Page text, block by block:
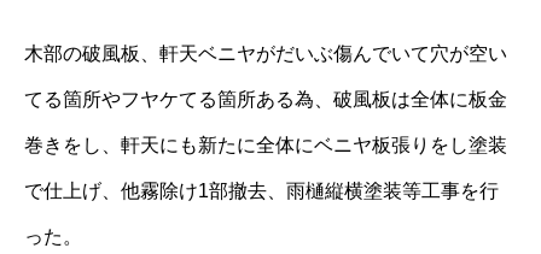
木部の破風板、軒天ベニヤがだいぶ傷んでいて穴が空い
てる箇所やフヤケてる箇所ある為、破風板は全体に板金
巻きをし、軒天にも新たに全体にベニヤ板張りをし塗装
で仕上げ、他霧除け1部撤去、雨樋縦横塗装等工事を行
った。